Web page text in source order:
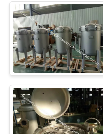
공
장
여
행
품